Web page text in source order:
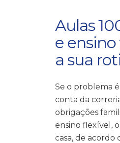
Aulas
e
a sua
Se o problema
conta da
obrigações
ensino flexível,
casa, de acordo